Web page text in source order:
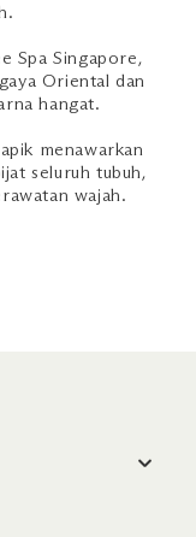
Spa Singapore,
Oriental dan
hangat.
menawarkan
seluruh tubuh,
wajah.